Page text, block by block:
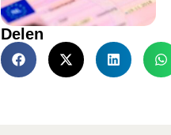
Delen